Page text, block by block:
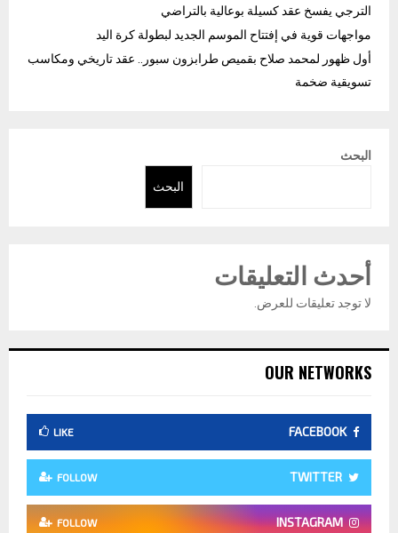
الترجي يفسخ عقد كسيلة بوعالية بالتراضي
مواجهات قوية في إفتتاح الموسم الجديد لبطولة كرة اليد
أول ظهور لمحمد صلاح بقميص طرابزون سبور.. عقد تاريخي ومكاسب
تسويقية ضخمة
البحث
البحث
أحدث التعليقات
لا توجد تعليقات للعرض.
OUR NETWORKS
FACEBOOK
LIKE
TWITTER
FOLLOW
INSTAGRAM
FOLLOW